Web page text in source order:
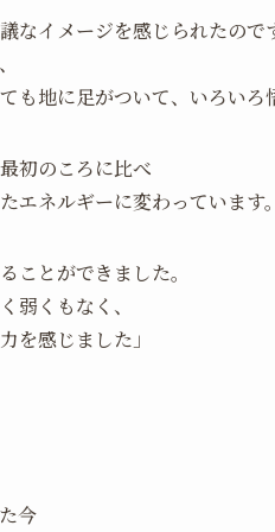
なイメージを感じられたので
も地に足がついて、いろいろ
初のころに比べ
エネルギーに変わっています。
ことができました。
弱くもなく、
を感じました」
今